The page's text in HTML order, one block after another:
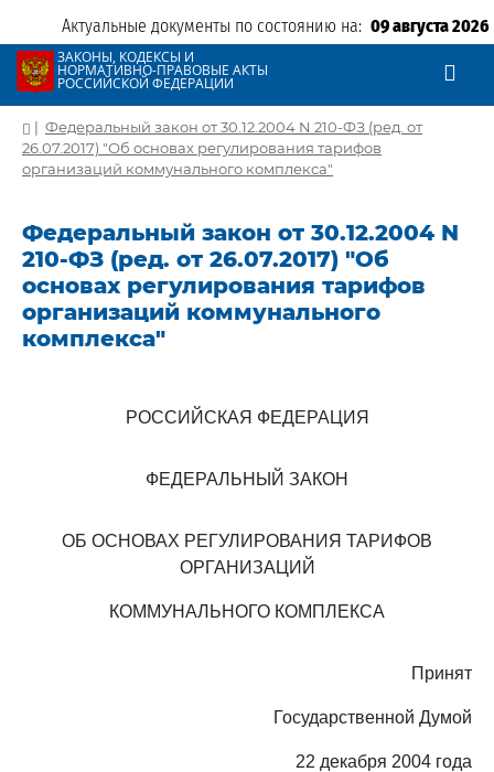
Актуальные документы по состоянию на: 09 августа 2026
ЗАКОНЫ, КОДЕКСЫ И
НОРМАТИВНО-ПРАВОВЫЕ АКТЫ
РОССИЙСКОЙ ФЕДЕРАЦИИ
| Федеральный закон от 30.12.2004 N 210-ФЗ (ред. от
26.07.2017) "Об основах регулирования тарифов
организаций коммунального комплекса"
Федеральный закон от 30.12.2004 N
210-ФЗ (ред. от 26.07.2017) "Об
основах регулирования тарифов
организаций коммунального
комплекса"
РОССИЙСКАЯ ФЕДЕРАЦИЯ
ФЕДЕРАЛЬНЫЙ ЗАКОН
ОБ ОСНОВАХ РЕГУЛИРОВАНИЯ ТАРИФОВ
ОРГАНИЗАЦИЙ
КОММУНАЛЬНОГО КОМПЛЕКСА
Принят
Государственной Думой
22 декабря 2004 года